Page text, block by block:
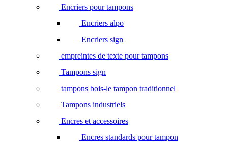
Encriers pour tampons
Encriers alpo
Encriers sign
empreintes de texte pour tampons
Tampons sign
tampons bois-le tampon traditionnel
Tampons industriels
Encres et accessoires
Encres standards pour tampon